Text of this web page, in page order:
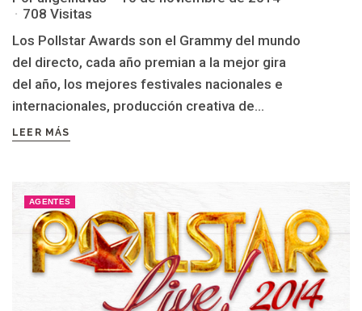
708 Visitas
Los Pollstar Awards son el Grammy del mundo
del directo, cada año premian a la mejor gira
del año, los mejores festivales nacionales e
internacionales, producción creativa de...
LEER MÁS
AGENTES